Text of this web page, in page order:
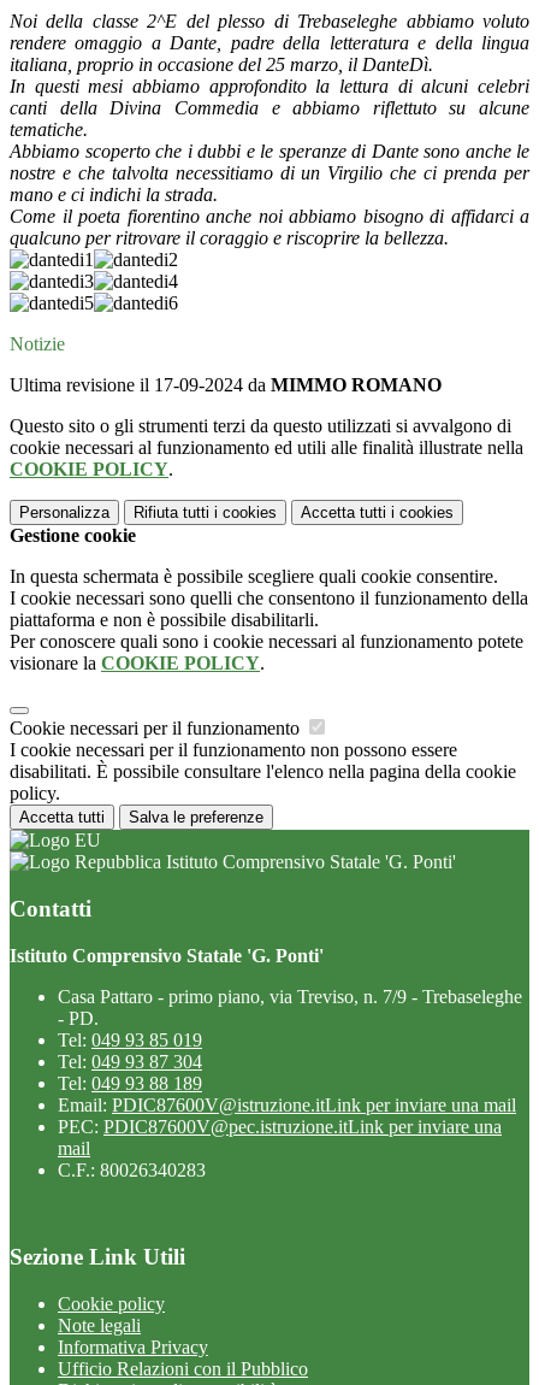
Noi della classe 2^E del plesso di Trebaseleghe abbiamo voluto
rendere omaggio a Dante, padre della letteratura e della lingua
italiana, proprio in occasione del 25 marzo, il DanteDì.
In questi mesi abbiamo approfondito la lettura di alcuni celebri
canti della Divina Commedia e abbiamo riflettuto su alcune
tematiche.
Abbiamo scoperto che i dubbi e le speranze di Dante sono anche le
nostre e che talvolta necessitiamo di un Virgilio che ci prenda per
mano e ci indichi la strada.
Come il poeta fiorentino anche noi abbiamo bisogno di affidarci a
qualcuno per ritrovare il coraggio e riscoprire la bellezza.
Notizie
Ultima revisione il 17-09-2024 da MIMMO ROMANO
Questo sito o gli strumenti terzi da questo utilizzati si avvalgono di
cookie necessari al funzionamento ed utili alle finalità illustrate nella
COOKIE POLICY.
Personalizza Rifiuta tutti i cookies Accetta tutti i cookies
Gestione cookie
In questa schermata è possibile scegliere quali cookie consentire.
I cookie necessari sono quelli che consentono il funzionamento della
piattaforma e non è possibile disabilitarli.
Per conoscere quali sono i cookie necessari al funzionamento potete
visionare la COOKIE POLICY.
Cookie necessari per il funzionamento
I cookie necessari per il funzionamento non possono essere
disabilitati. È possibile consultare l'elenco nella pagina della cookie
policy.
Accetta tutti Salva le preferenze
Istituto Comprensivo Statale 'G. Ponti'
Contatti
Istituto Comprensivo Statale 'G. Ponti'
Casa Pattaro - primo piano, via Treviso, n. 7/9 - Trebaseleghe
- PD.
Tel: 049 93 85 019
Tel: 049 93 87 304
Tel: 049 93 88 189
Email: PDIC87600V@istruzione.itLink per inviare una mail
PEC: PDIC87600V@pec.istruzione.itLink per inviare una
mail
C.F.: 80026340283
Sezione Link Utili
Cookie policy
Note legali
Informativa Privacy
Ufficio Relazioni con il Pubblico